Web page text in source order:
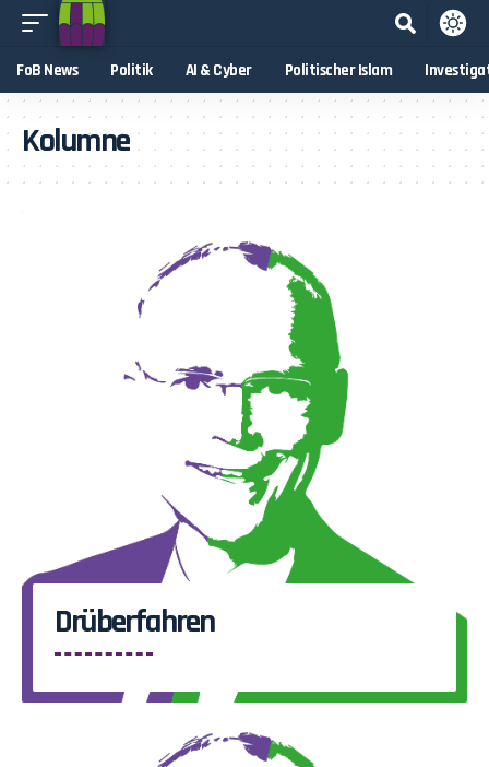
FoB News Politik AI & Cyber Politischer Islam
Kolumne
Drüberfahren